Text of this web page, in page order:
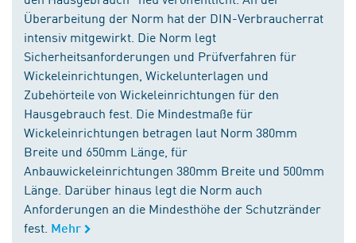
Überarbeitung der Norm hat der DIN-Verbraucherrat
intensiv mitgewirkt. Die Norm legt
Sicherheitsanforderungen und Prüfverfahren für
Wickeleinrichtungen, Wickelunterlagen und
Zubehörteile von Wickeleinrichtungen für den
Hausgebrauch fest. Die Mindestmaße für
Wickeleinrichtungen betragen laut Norm 380mm
Breite und 650mm Länge, für
Anbauwickeleinrichtungen 380mm Breite und 500mm
Länge. Darüber hinaus legt die Norm auch
Anforderungen an die Mindesthöhe der Schutzränder
fest. Mehr